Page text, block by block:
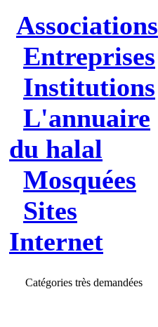
Associations
Entreprises
Institutions
L'annuaire
du halal
Mosquées
Sites
Internet
Catégories très demandées